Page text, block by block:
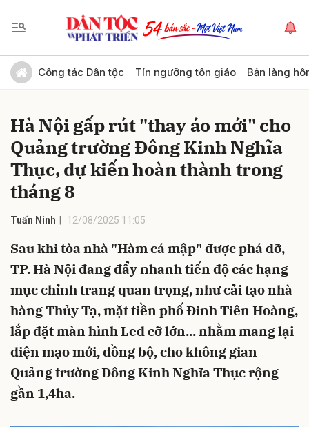
Công tác Dân tộc Tín ngưỡng tôn giáo Bản làng
Hà Nội gấp rút "thay áo mới" cho
Quảng trường Đông Kinh Nghĩa
Thục, dự kiến hoàn thành trong
tháng 8
Tuấn Ninh 12/08/2025 11:05
Sau khi tòa nhà "Hàm cá mập" được phá dỡ,
TP. Hà Nội đang đẩy nhanh tiến độ các hạng
mục chỉnh trang quan trọng, như cải tạo nhà
hàng Thủy Tạ, mặt tiền phố Đinh Tiên Hoàng,
lắp đặt màn hình Led cỡ lớn... nhằm mang lại
diện mạo mới, đồng bộ, cho không gian
Quảng trường Đông Kinh Nghĩa Thục rộng
gần 1,4ha.
Gửi bình luận